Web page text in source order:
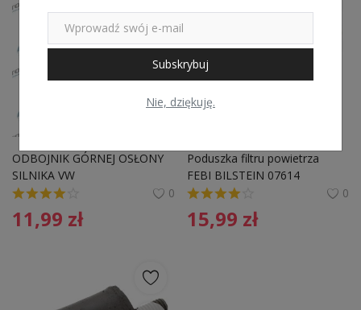
Subskrybuj
Nie, dziękuję.
ODBOJNIK GÓRNEJ OSŁONY
SILNIKA VW
0
11,99 zł
Poduszka filtru powietrza
FEBI BILSTEIN 07614
6179880111
0
15,99 zł